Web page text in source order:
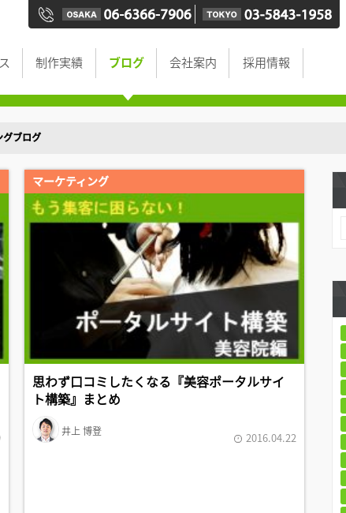
制作実績 ブログ 会社案内 採用情報
グブログ
マーケティング
思わず口コミしたくなる『美容ポータルサイ
ト構築』まとめ
2016.04.22
井上 博登